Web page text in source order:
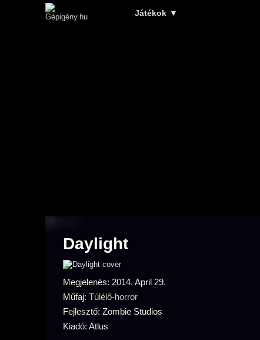
Játékok ▼
Daylight
Megjelenés: 2014. April 29.
Műfaj: Túlélő-horror
Fejlesztő: Zombie Studios
Kiadó: Atlus